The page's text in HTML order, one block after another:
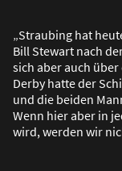
„Straubing hat
Bill Stewart nach
sich aber auch
Derby hatte der
und die beiden
Wenn hier aber in
wird, werden wir